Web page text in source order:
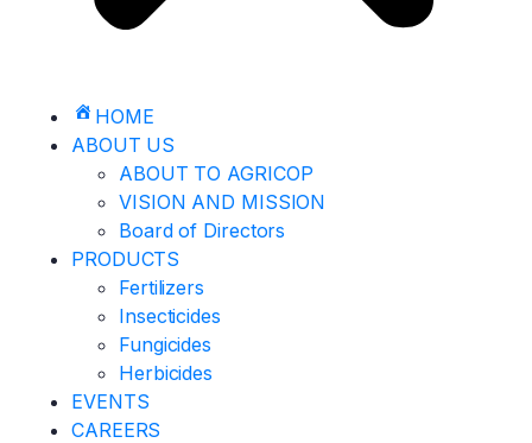
HOME
ABOUT US
ABOUT TO AGRICOP
VISION AND MISSION
Board of Directors
PRODUCTS
Fertilizers
Insecticides
Fungicides
Herbicides
EVENTS
CAREERS